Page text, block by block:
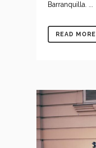
Barranquilla. ...
READ MORE